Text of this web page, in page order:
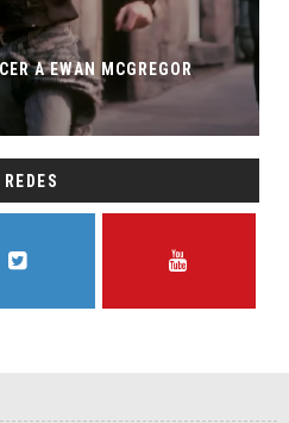
A EWAN MCGREGOR